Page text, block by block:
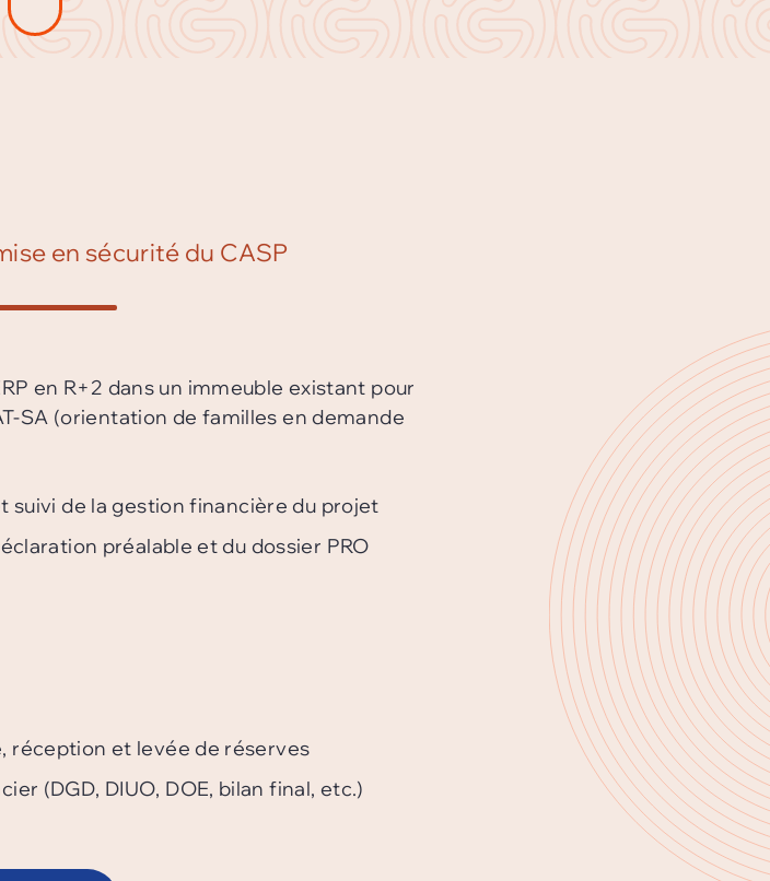
en sécurité du CASP
en R+2 dans un immeuble existant pour
SA (orientation de familles en demande
suivi de la gestion financière du projet
préalable et du dossier PRO
réception et levée de réserves
(DGD, DIUO, DOE, bilan final, etc.)